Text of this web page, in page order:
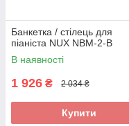
Банкетка / стілець для
піаніста NUX NBM-2-B
В наявності
1 926 ₴ 2 034 ₴
Купити